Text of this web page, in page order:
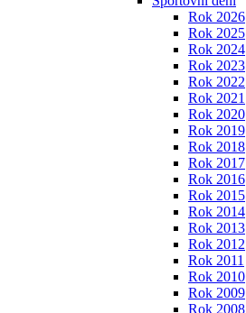
Rok 2026
Rok 2025
Rok 2024
Rok 2023
Rok 2022
Rok 2021
Rok 2020
Rok 2019
Rok 2018
Rok 2017
Rok 2016
Rok 2015
Rok 2014
Rok 2013
Rok 2012
Rok 2011
Rok 2010
Rok 2009
Rok 2008